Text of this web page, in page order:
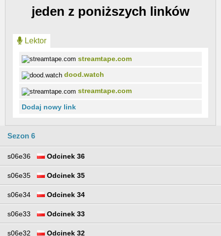
jeden z poniższych linków
Lektor
streamtape.com
dood.watch
streamtape.com
Dodaj nowy link
Sezon 6
s06e36 Odcinek 36
s06e35 Odcinek 35
s06e34 Odcinek 34
s06e33 Odcinek 33
s06e32 Odcinek 32